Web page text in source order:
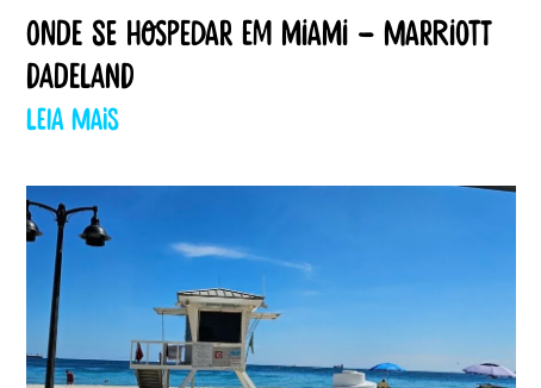
Onde se hospedar em Miami – Marriott
Dadeland
Leia mais